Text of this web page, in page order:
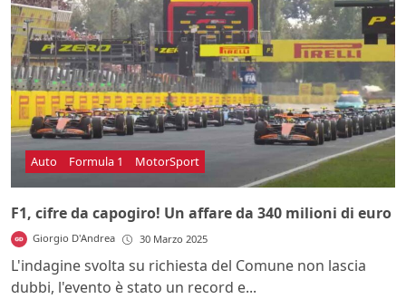
Auto Formula 1 MotorSport
F1, cifre da capogiro! Un affare da 340 milioni di euro
Giorgio D'Andrea 30 Marzo 2025
L'indagine svolta su richiesta del Comune non lascia
dubbi, l'evento è stato un record e...